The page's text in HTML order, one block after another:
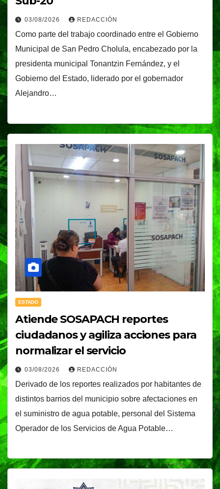
03/08/2026 REDACCIÓN
Como parte del trabajo coordinado entre el Gobierno
Municipal de San Pedro Cholula, encabezado por la
presidenta municipal Tonantzin Fernández, y el
Gobierno del Estado, liderado por el gobernador
Alejandro…
ESTADO
Atiende SOSAPACH reportes
ciudadanos y agiliza acciones para
normalizar el servicio
03/08/2026 REDACCIÓN
Derivado de los reportes realizados por habitantes de
distintos barrios del municipio sobre afectaciones en
el suministro de agua potable, personal del Sistema
Operador de los Servicios de Agua Potable…